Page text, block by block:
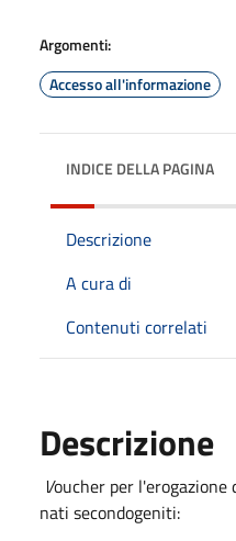
Argomenti:
Accesso all'informazione
INDICE DELLA PAGINA
Descrizione
A cura di
Contenuti correlati
Descrizione
Voucher per l'erogazione
nati secondogeniti: